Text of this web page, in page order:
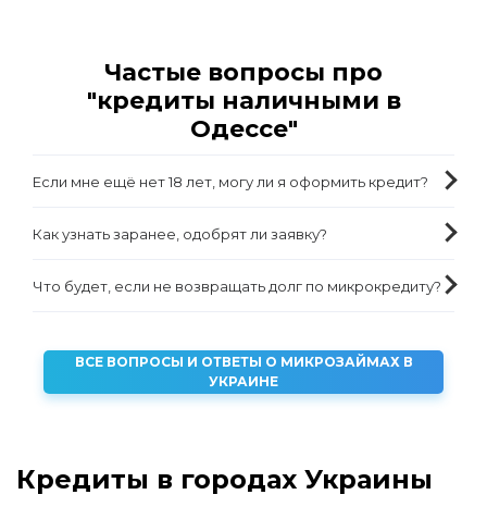
Частые вопросы про
"кредиты наличными в
Одессе"
Если мне ещё нет 18 лет, могу ли я оформить кредит?
Как узнать заранее, одобрят ли заявку?
Что будет, если не возвращать долг по микрокредиту?
ВСЕ ВОПРОСЫ И ОТВЕТЫ О МИКРОЗАЙМАХ В
УКРАИНЕ
Кредиты в городах Украины